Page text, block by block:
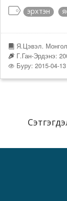
эрхтэн
Я.Цэвэл.
Г.Ган-Эрдэнэ:
Буру: 2015-04-